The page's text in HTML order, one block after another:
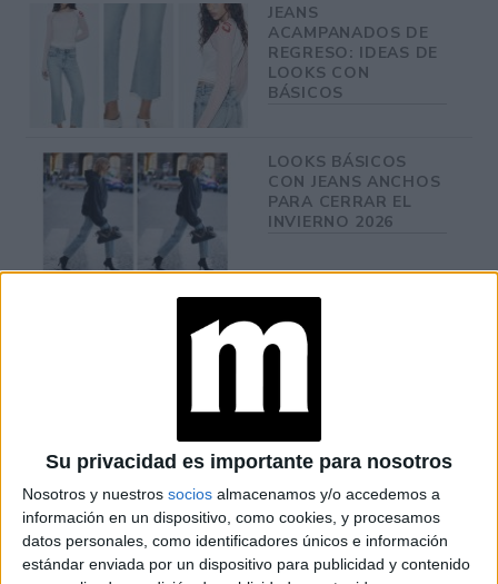
Su privacidad es importante para nosotros
Nosotros y nuestros socios almacenamos y/o accedemos a
información en un dispositivo, como cookies, y procesamos
datos personales, como identificadores únicos e información
estándar enviada por un dispositivo para publicidad y contenido
JEANS
ACAMPANADOS DE
REGRESO: IDEAS DE
LOOKS CON
BÁSICOS
LOOKS BÁSICOS
CON JEANS ANCHOS
PARA CERRAR EL
INVIERNO 2026
CINCO MUJERES
LATINAS QUE
REGIÓN
CONOCÉ EL
ACCESORIO QUE
CUIDA TU PELO Y
LEVANTA TU
OUTFIT EN
INSTANTES